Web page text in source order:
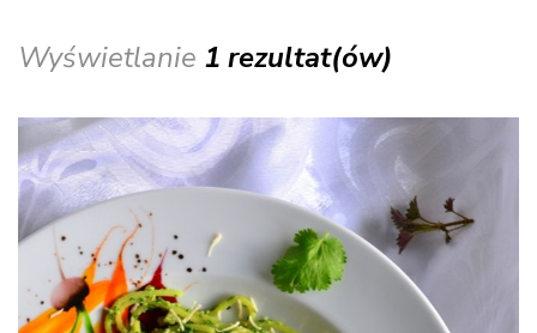
Wyświetlanie 1 rezultat(ów)